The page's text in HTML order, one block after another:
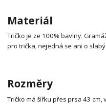
Materiál
Tričko je ze 100% bavlny.
pro trička, nejedná se ani o
Rozměry
Tričko má šířku přes prsa 43 cm,